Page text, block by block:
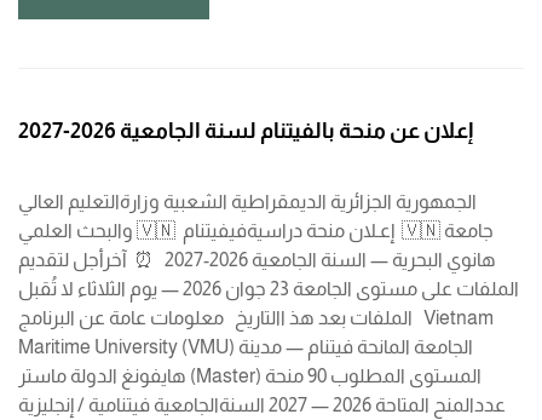
إعلان عن منحة بالفيتنام لسنة الجامعية 2026-2027
الجمهورية الجزائرية الديمقراطية الشعبية وزارةالتعليم العالي
والبحث العلمي 🇻🇳 إعـلان منحة دراسيةفيفيتنام 🇻🇳 جامعة
هانوي البحرية — السنة الجامعية 2026-2027 ⏰ آخرأجل لتقديم
الملفات على مستوى الجامعة 23 جوان 2026 — يوم الثلاثاء لا تُقبل
الملفات بعد هذ االتاريخ معلومات عامة عن البرنامج Vietnam
Maritime University (VMU) الجامعة المانحة فيتنام — مدينة
هايفونغ الدولة ماستر (Master) المستوى المطلوب 90 منحة
عددالمنح المتاحة 2026 — 2027 السنةالجامعية فيتنامية / إنجليزية